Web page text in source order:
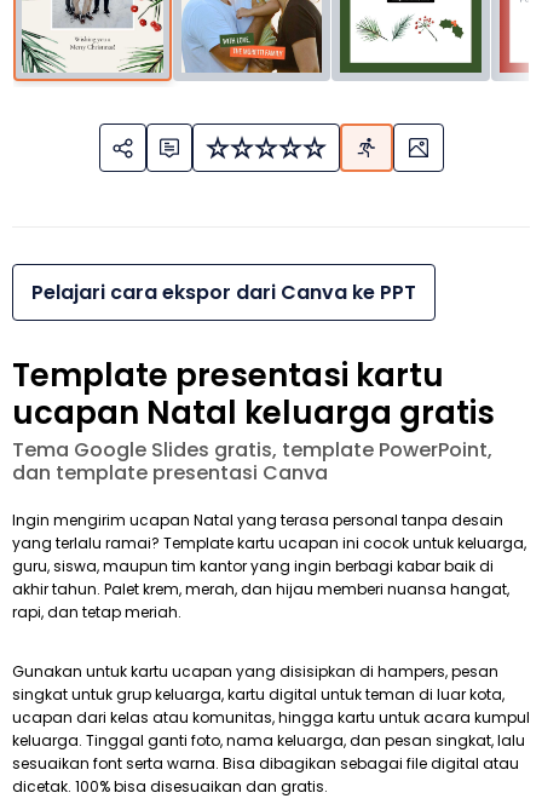
Pelajari cara ekspor dari Canva ke PPT
Template presentasi kartu
ucapan Natal keluarga gratis
Tema Google Slides gratis, template PowerPoint,
dan template presentasi Canva
Ingin mengirim ucapan Natal yang terasa personal tanpa desain
yang terlalu ramai? Template kartu ucapan ini cocok untuk keluarga,
guru, siswa, maupun tim kantor yang ingin berbagi kabar baik di
akhir tahun. Palet krem, merah, dan hijau memberi nuansa hangat,
rapi, dan tetap meriah.
Gunakan untuk kartu ucapan yang disisipkan di hampers, pesan
singkat untuk grup keluarga, kartu digital untuk teman di luar kota,
ucapan dari kelas atau komunitas, hingga kartu untuk acara kumpul
keluarga. Tinggal ganti foto, nama keluarga, dan pesan singkat, lalu
sesuaikan font serta warna. Bisa dibagikan sebagai file digital atau
dicetak. 100% bisa disesuaikan dan gratis.